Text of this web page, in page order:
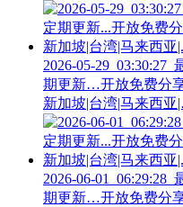
2026-05-
期更新…开放免费分
新加坡|台湾|马来西
2026-06-
期更新…开放免费分